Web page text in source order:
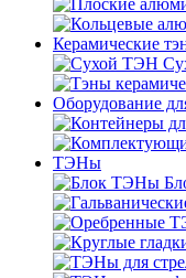
Керамические
Оборудование
ТЭНы